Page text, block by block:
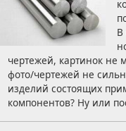
В
чертежей, картинок не
фото/чертежей не
изделий состоящих
компонентов? Ну или